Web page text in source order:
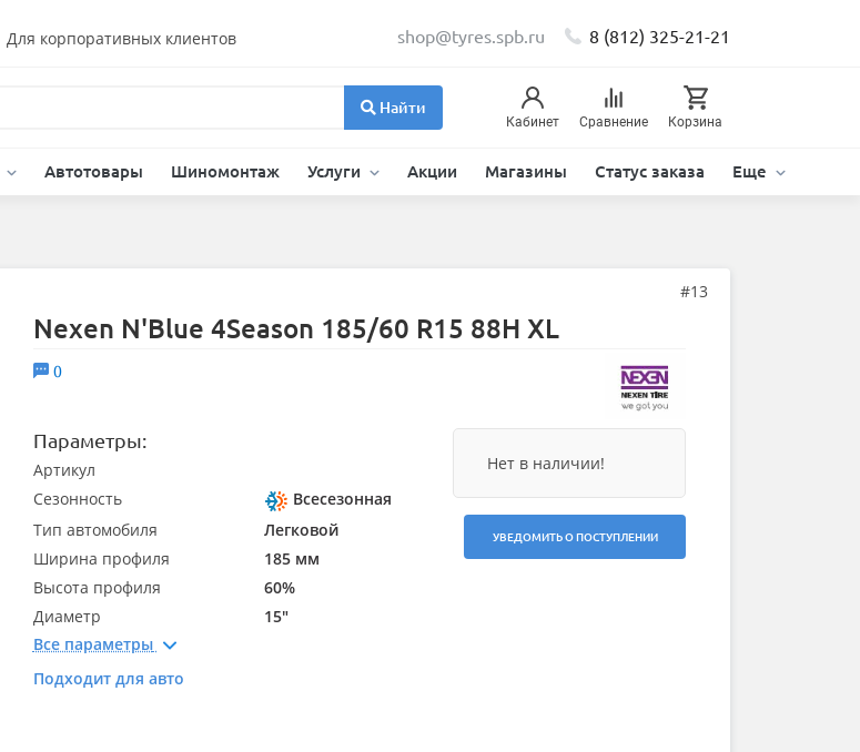
Для корпоративных клиентов shop@tyres.spb.ru 8 (812) 325-21-21
Найти
Кабинет Сравнение Корзина
Автотовары Шиномонтаж Услуги Акции Магазины Статус заказа Еще
#13
Nexen N'Blue 4Season 185/60 R15 88H XL
0
Нет в наличии!
УВЕДОМИТЬ О ПОСТУПЛЕНИИ
Параметры:
Артикул
Сезонность
Всесезонная
Тип автомобиля
Легковой
Ширина профиля
185 мм
Высота профиля
60%
Диаметр
15"
Все параметры
Подходит для авто